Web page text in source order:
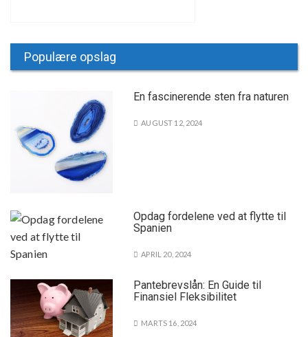
Populære opslag
En fascinerende sten fra naturen
AUGUST 12, 2024
Opdag fordelene ved at flytte til
Spanien
APRIL 20, 2024
Pantebrevslån: En Guide til
Finansiel Fleksibilitet
MARTS 16, 2024